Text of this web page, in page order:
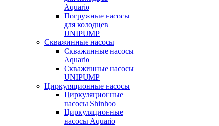
Aquario
Погружные насосы
для колодцев
UNIPUMP
Скважинные насосы
Скважинные насосы
Aquario
Скважинные насосы
UNIPUMP
Циркуляционные насосы
Циркуляционные
насосы Shinhoo
Циркуляционные
насосы Aquario